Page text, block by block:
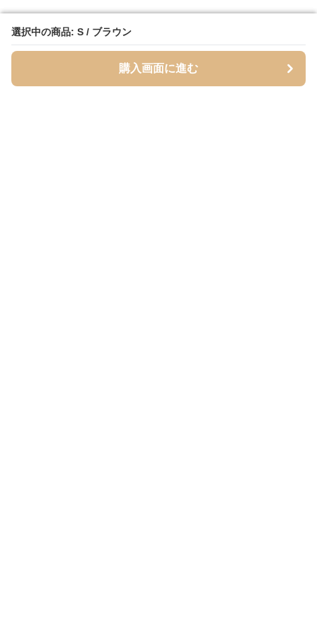
選択中の商品: S / ブラウン
購入画面に進む
選択中の商品: S / ブラウン
購入画面に進む